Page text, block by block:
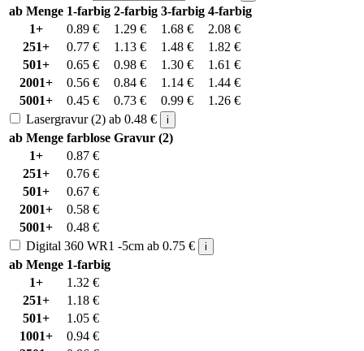
ab Menge 1-farbig 2-farbig 3-farbig 4-farbig
1+
0.89 € 1.29 € 1.68 € 2.08 €
251+
0.77 € 1.13 € 1.48 € 1.82 €
501+
0.65 € 0.98 € 1.30 € 1.61 €
2001+
0.56 € 0.84 € 1.14 € 1.44 €
5001+
0.45 € 0.73 € 0.99 € 1.26 €
Lasergravur (2) ab 0.48 € i
ab Menge farblose Gravur (2)
1+
0.87 €
251+
0.76 €
501+
0.67 €
2001+
0.58 €
5001+
0.48 €
Digital 360 WR1 -5cm ab 0.75 € i
ab Menge 1-farbig
1+
1.32 €
251+
1.18 €
501+
1.05 €
1001+
0.94 €